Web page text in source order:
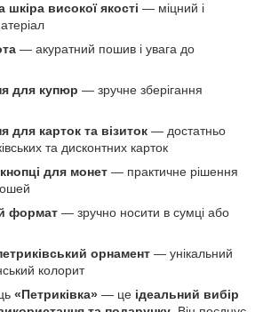
шкіра високої якості — міцний і
— акуратний пошив і увага до
для купюр — зручне зберігання
для карток та візиток — достатньо
та дисконтних карток
для монет — практичне рішення
формат — зручно носити в сумці або
орнамент — унікальний
колорит
«Петриківка» — це ідеальний вибір